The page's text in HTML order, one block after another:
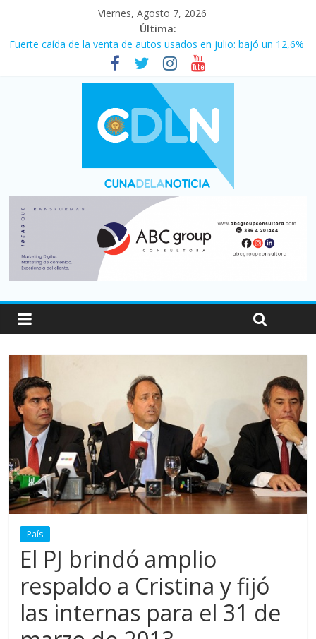
Viernes, Agosto 7, 2026
Última:
Fuerte caída de la venta de autos usados en julio: bajó un 12,6%
Central venció 1 a 0 al River de Coudet en el Monumental
La morosidad alcanzó su nivel más alto en dos décadas y ya
afecta a 400 mil deudores en Santa Fe
Desde que asumió Milei cerraron 41.000 kioscos: el sector
denuncia crisis como en 2001
Vacaciones de invierno con más movimiento y consumo
turístico: 4,6 millones de personas viajaron por el país, un 5,9%
País
El PJ brindó amplio
respaldo a Cristina y fijó
las internas para el 31 de